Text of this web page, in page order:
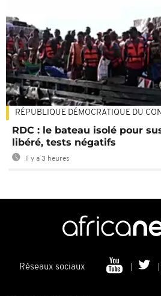
RÉPUBLIQUE DÉMOCRATIQUE DU
RDC : le bateau isolé pour
libéré, tests négatifs
Il y a 3 heures
Réseaux sociaux